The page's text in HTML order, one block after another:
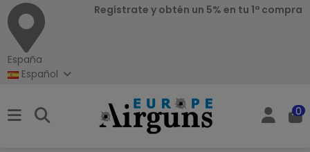
España
Regístrate y obtén un 5% en tu 1ª compra
Español
0